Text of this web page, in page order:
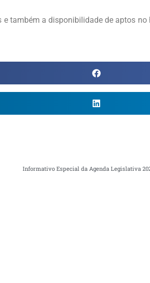
também a disponibilidade de aptos no
Informativo Especial da Agenda Legislativa